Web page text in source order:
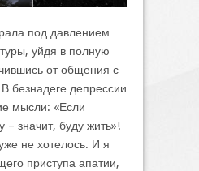
под давлением
уйдя в полную
от общения с
безнадеге депрессии
мысли: «Если
– значит, буду жить»!
не хотелось. И я
приступа апатии,